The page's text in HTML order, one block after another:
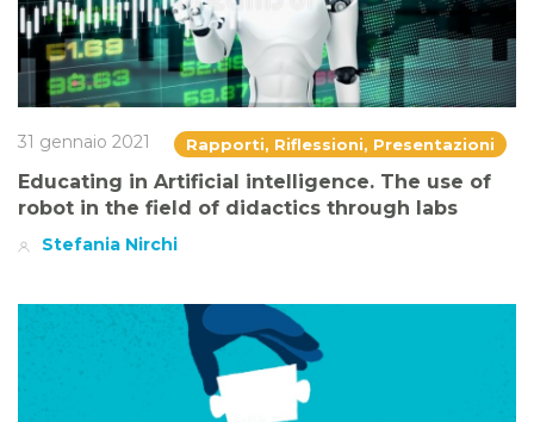
31 gennaio 2021 Rapporti, Riflessioni, Presentazioni
Educating in Artificial intelligence. The use of
robot in the field of didactics through labs
Stefania Nirchi